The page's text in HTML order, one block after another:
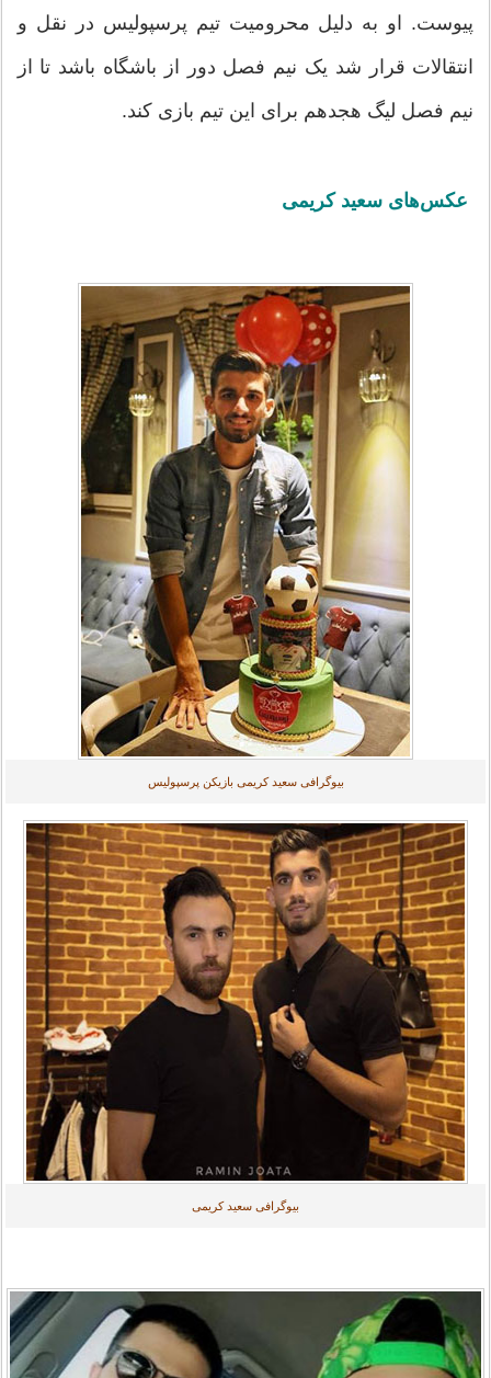
پیوست. او به دلیل محرومیت تیم پرسپولیس در نقل و
انتقالات قرار شد یک نیم فصل دور از باشگاه باشد تا از
نیم فصل لیگ هجدهم برای این تیم بازی کند.
عکس‌های سعید کریمی
بیوگرافی سعید کریمی بازیکن پرسپولیس
بیوگرافی سعید کریمی